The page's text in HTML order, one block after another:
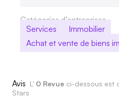
Catégories d’entreprises
Services
Immobilier
Achat et vente de biens
Avis L' 0 Revue ci-dessous est
Stars